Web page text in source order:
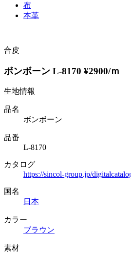
布
本革
合皮
ボンボーン L-8170 ¥2900/ｍ
生地情報
品名
ボンボーン
品番
L-8170
カタログ
https://sincol-group.jp/
国名
日本
カラー
ブラウン
素材